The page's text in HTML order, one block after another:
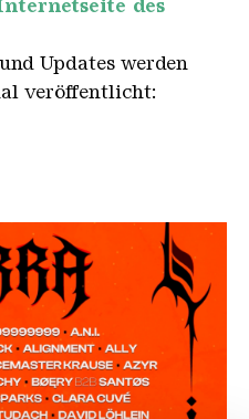
des
Updates werden
veröffentlicht: